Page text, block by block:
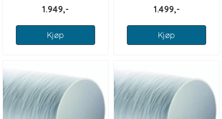
1.949,-
Kjøp
1.499,-
Kjøp